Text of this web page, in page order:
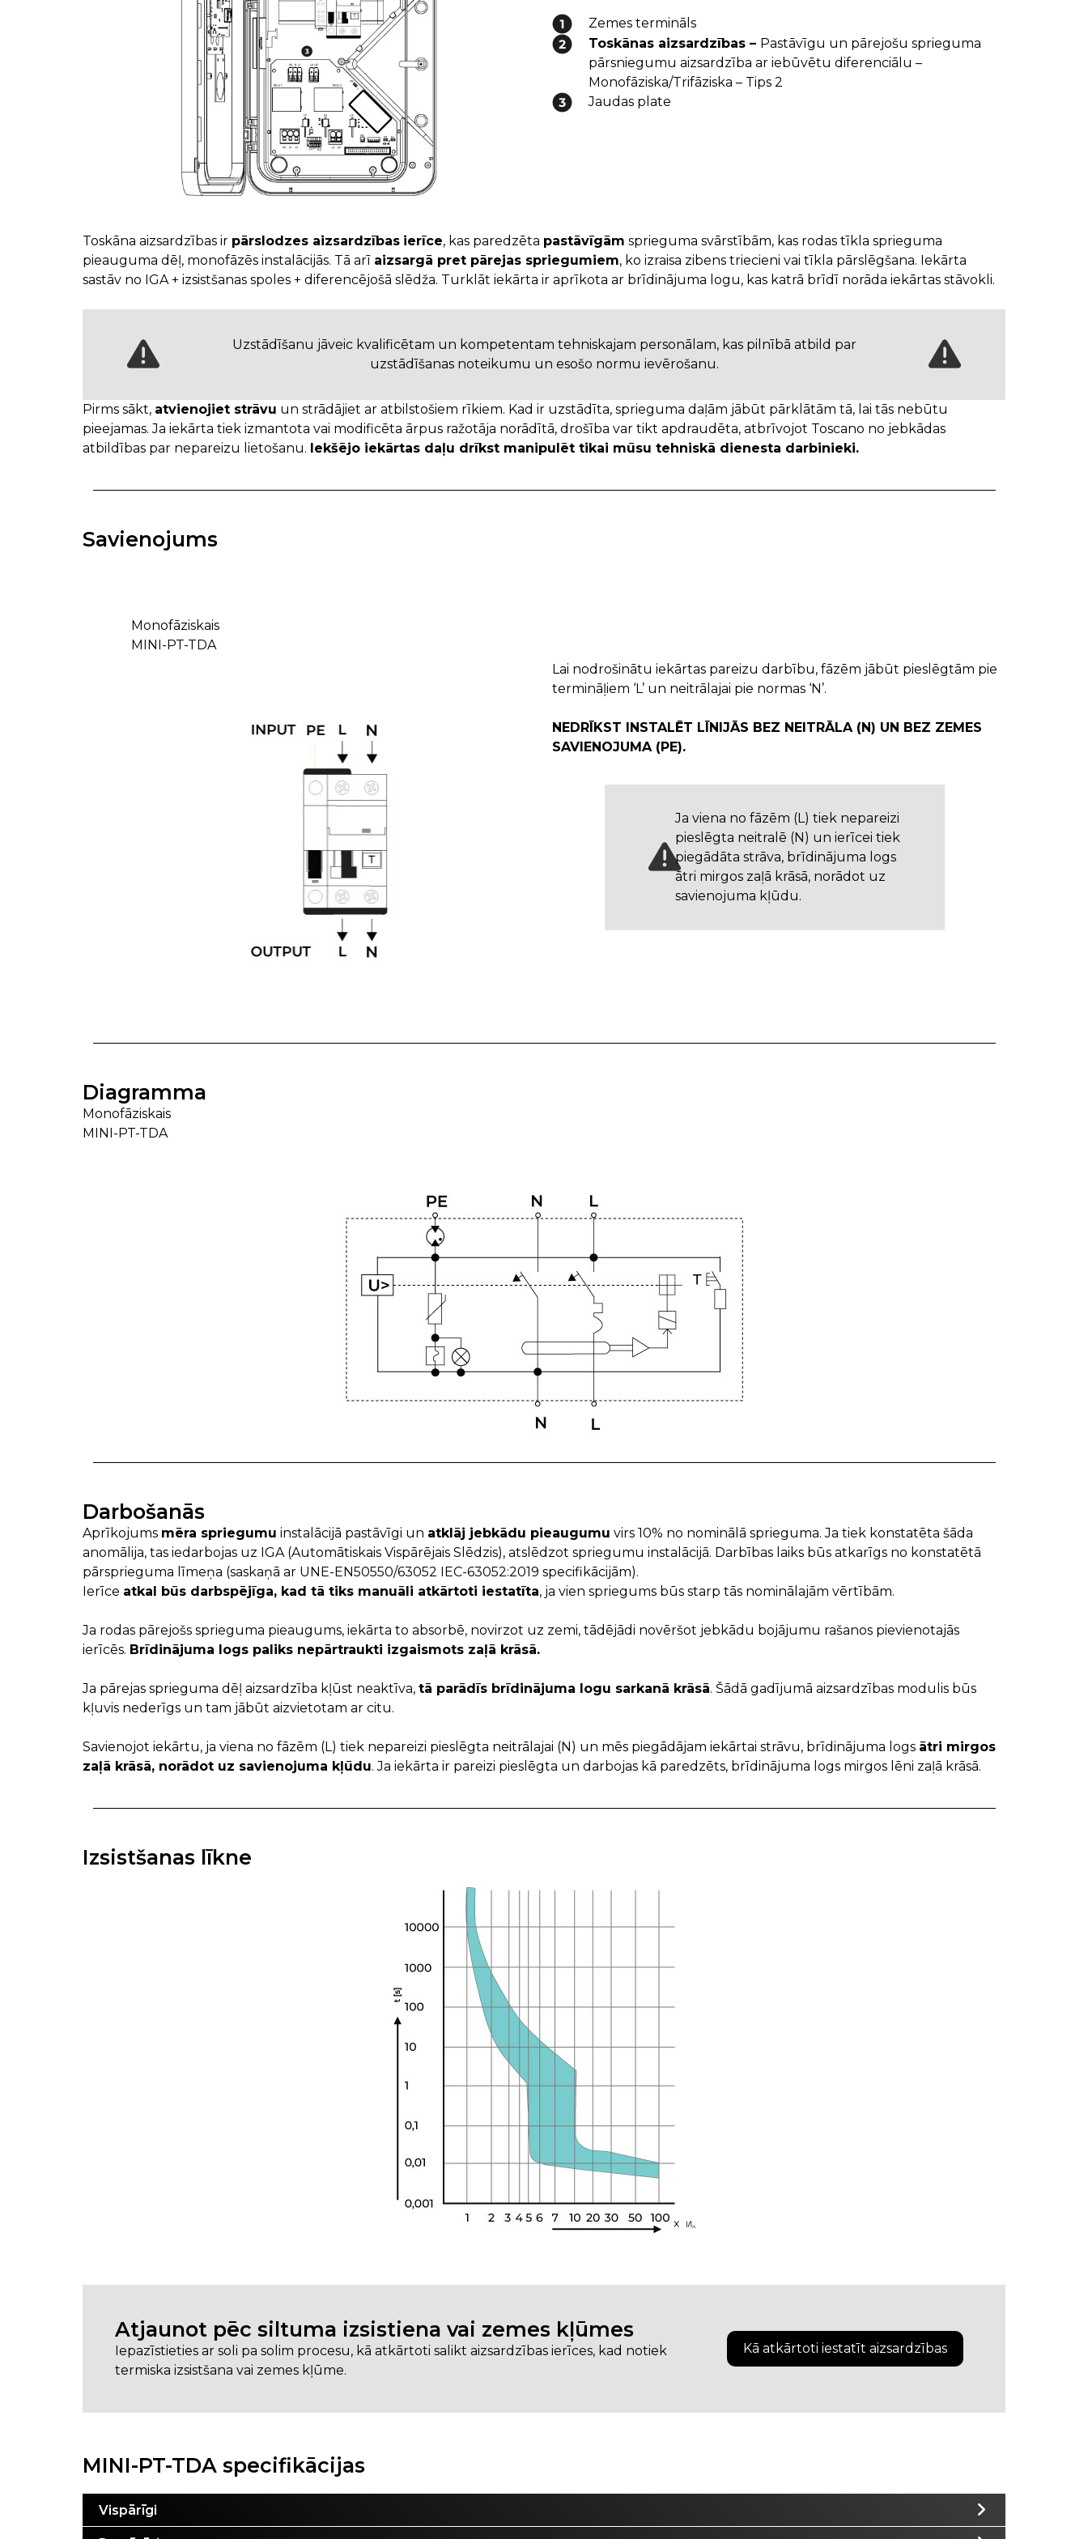
Zemes termināls
Toskānas aizsardzības – Pastāvīgu un pārejošu sprieguma
pārsniegumu aizsardzība ar iebūvētu diferenciālu –
Monofāziska/Trifāziska – Tips 2
Jaudas plate
Toskāna aizsardzības ir pārslodzes aizsardzības ierīce, kas paredzēta pastāvīgām sprieguma svārstībām, kas rodas tīkla sprieguma
pieauguma dēļ, monofāzēs instalācijās. Tā arī aizsargā pret pārejas spriegumiem, ko izraisa zibens triecieni vai tīkla pārslēgšana. Iekārta
sastāv no IGA + izsistšanas spoles + diferencējošā slēdža. Turklāt iekārta ir aprīkota ar brīdinājuma logu, kas katrā brīdī norāda iekārtas stāvokli.
Uzstādīšanu jāveic kvalificētam un kompetentam tehniskajam personālam, kas pilnībā atbild par
uzstādīšanas noteikumu un esošo normu ievērošanu.
Pirms sākt, atvienojiet strāvu un strādājiet ar atbilstošiem rīkiem. Kad ir uzstādīta, sprieguma daļām jābūt pārklātām tā, lai tās nebūtu
pieejamas. Ja iekārta tiek izmantota vai modificēta ārpus ražotāja norādītā, drošība var tikt apdraudēta, atbrīvojot Toscano no jebkādas
atbildības par nepareizu lietošanu. Iekšējo iekārtas daļu drīkst manipulēt tikai mūsu tehniskā dienesta darbinieki.
Savienojums
Monofāziskais
MINI-PT-TDA
Lai nodrošinātu iekārtas pareizu darbību, fāzēm jābūt pieslēgtām pie
termināļiem ‘L’ un neitrālajai pie normas ‘N’.
NEDRĪKST INSTALĒT LĪNIJĀS BEZ NEITRĀLA (N) UN BEZ ZEMES
SAVIENOJUMA (PE).
Ja viena no fāzēm (L) tiek nepareizi
pieslēgta neitralē (N) un ierīcei tiek
piegādāta strāva, brīdinājuma logs
ātri mirgos zaļā krāsā, norādot uz
savienojuma kļūdu.
Diagramma
Monofāziskais
MINI-PT-TDA
Darbošanās
Aprīkojums mēra spriegumu instalācijā pastāvīgi un atklāj jebkādu pieaugumu virs 10% no nominālā sprieguma. Ja tiek konstatēta šāda
anomālija, tas iedarbojas uz IGA (Automātiskais Vispārējais Slēdzis), atslēdzot spriegumu instalācijā. Darbības laiks būs atkarīgs no konstatētā
pārsprieguma līmeņa (saskaņā ar UNE-EN50550/63052 IEC-63052:2019 specifikācijām).
Ierīce atkal būs darbspējīga, kad tā tiks manuāli atkārtoti iestatīta, ja vien spriegums būs starp tās nominālajām vērtībām.
Ja rodas pārejošs sprieguma pieaugums, iekārta to absorbē, novirzot uz zemi, tādējādi novēršot jebkādu bojājumu rašanos pievienotajās
ierīcēs. Brīdinājuma logs paliks nepārtraukti izgaismots zaļā krāsā.
Ja pārejas sprieguma dēļ aizsardzība kļūst neaktīva, tā parādīs brīdinājuma logu sarkanā krāsā. Šādā gadījumā aizsardzības modulis būs
kļuvis nederīgs un tam jābūt aizvietotam ar citu.
Savienojot iekārtu, ja viena no fāzēm (L) tiek nepareizi pieslēgta neitrālajai (N) un mēs piegādājam iekārtai strāvu, brīdinājuma logs ātri mirgos
zaļā krāsā, norādot uz savienojuma kļūdu. Ja iekārta ir pareizi pieslēgta un darbojas kā paredzēts, brīdinājuma logs mirgos lēni zaļā krāsā.
Izsistšanas līkne
Atjaunot pēc siltuma izsistiena vai zemes kļūmes
Iepazīstieties ar soli pa solim procesu, kā atkārtoti salikt aizsardzības ierīces, kad notiek
termiska izsistšana vai zemes kļūme.
Kā atkārtoti iestatīt aizsardzības
MINI-PT-TDA specifikācijas
Vispārīgi